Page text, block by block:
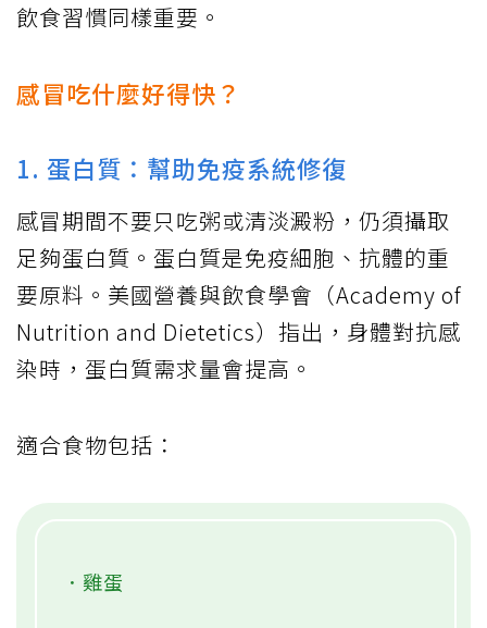
飲食習慣同樣重要。
感冒吃什麼好得快？
1. 蛋白質：幫助免疫系統修復
感冒期間不要只吃粥或清淡澱粉，仍須攝取
足夠蛋白質。蛋白質是免疫細胞、抗體的重
要原料。美國營養與飲食學會（Academy of
Nutrition and Dietetics）指出，身體對抗感
染時，蛋白質需求量會提高。
適合食物包括：
．雞蛋